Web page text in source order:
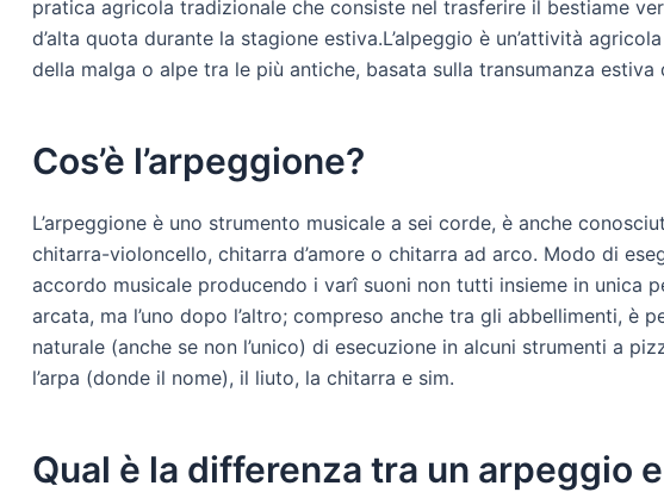
pratica agricola tradizionale che consiste nel trasferire il bestiame
d’alta quota durante la stagione estiva.L’alpeggio è un’attività
della malga o alpe tra le più antiche, basata sulla transumanza estiva
Cos’è l’arpeggione?
L’arpeggione è uno strumento musicale a sei corde, è anche
chitarra-violoncello, chitarra d’amore o chitarra ad arco. Modo di
accordo musicale producendo i varî suoni non tutti insieme in unica
arcata, ma l’uno dopo l’altro; compreso anche tra gli abbellimenti, è
naturale (anche se non l’unico) di esecuzione in alcuni strumenti a
l’arpa (donde il nome), il liuto, la chitarra e sim.
Qual è la differenza tra un arpeggio